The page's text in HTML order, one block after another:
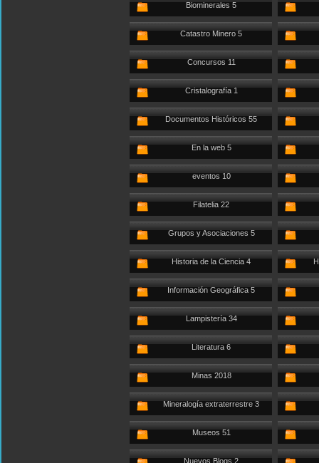
Biominerales 5
Catastro Minero 5
Concursos 11
Cristalografía 1
Documentos Históricos 55
En la web 5
eventos 10
Filatelia 22
Grupos y Asociaciones 5
Historia de la Ciencia 4
Información Geográfica 5
Lampistería 34
Literatura 6
Minas 2018
Mineralogía extraterrestre 3
Museos 51
Nuevos Blogs 2